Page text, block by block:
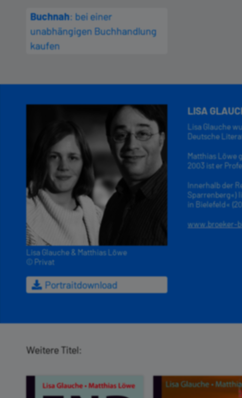
Buchnah: bei einer
unabhängigen Buchhandlung
kaufen
Lisa Glauche & Matthias Löwe
© Privat
Portraitdownload
LISA
Lisa Glauche
Deutsche
Matthias Löwe
2003 ist er
Innerhalb der
Sparrenberg«)
in Bielefeld«
www.broeker-
Weitere Titel: